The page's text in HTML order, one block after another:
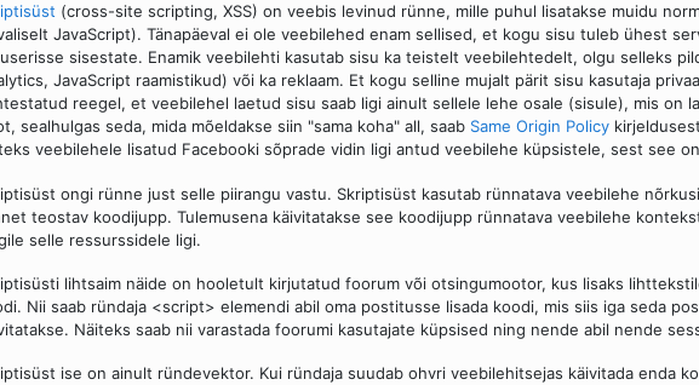
(cross-site scripting, XSS) on veebis levinud rünne, mille puhul lisatakse muidu
JavaScript). Tänapäeval ei ole veebilehed enam sellised, et kogu sisu tuleb ühest
sisestate. Enamik veebilehti kasutab sisu ka teistelt veebilehtedelt, olgu selleks
JavaScript raamistikud) või ka reklaam. Et kogu selline mujalt pärit sisu kasutaja
reegel, et veebilehel laetud sisu saab ligi ainult sellele lehe osale (sisule), mis on
sealhulgas seda, mida mõeldakse siin "sama koha" all, saab Same Origin Policy
veebilehele lisatud Facebooki sõprade vidin ligi antud veebilehe küpsistele, sest see
ongi rünne just selle piirangu vastu. Skriptisüst kasutab rünnatava veebilehe
teostav koodijupp. Tulemusena käivitatakse see koodijupp rünnatava veebilehe
selle ressurssidele ligi.
lihtsaim näide on hooletult kirjutatud foorum või otsingumootor, kus lisaks
Nii saab ründaja <script> elemendi abil oma postitusse lisada koodi, mis siis iga seda
Näiteks saab nii varastada foorumi kasutajate küpsised ning nende abil nende
ise on ainult ründevektor. Kui ründaja suudab ohvri veebilehitsejas käivitada enda